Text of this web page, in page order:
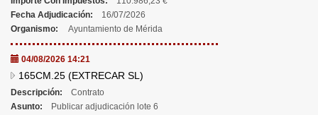
Fecha Adjudicación:
16/07/2026
Organismo:
Ayuntamiento de Mérida
04/08/2026 14:21
165CM.25 (EXTRECAR SL)
Descripción:
Contrato
Asunto:
Publicar adjudicación lote 6